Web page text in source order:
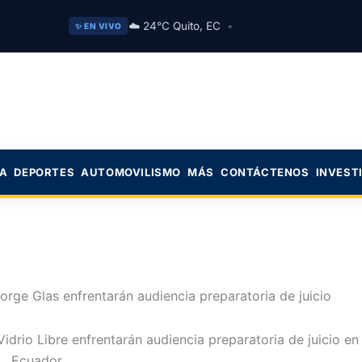
✨ EN VIVO ☁️ 24°C Quito, EC •
DEPORTES AUTOMOVILISMO MÁS CONTÁCTENOS
Glas enfrentarán audiencia preparatoria de juicio